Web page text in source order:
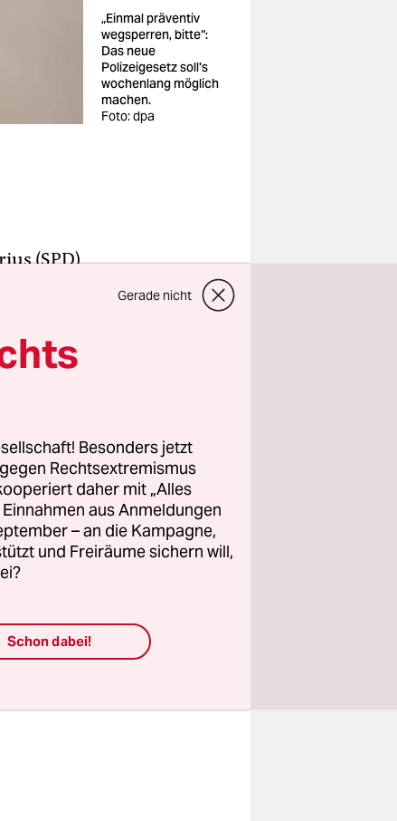
„Einmal präventiv
wegsperren, bitte“:
Das neue
Polizeigesetz soll's
wochenlang möglich
machen.
Foto: dpa
(SPD)
nicht
Land
sei
ein
Gerade nicht
Besonders jetzt
Rechtsextremismus
daher mit „Alles
aus Anmeldungen
– an die Kampagne,
und Freiräume sichern will,
Schon dabei!